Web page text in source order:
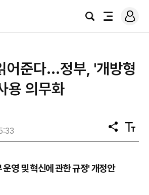
검
전
로
그
어준다...정부, '개방형
용 의무화
공
유
텍
스
영 및 혁신에 관한 규정' 개정안